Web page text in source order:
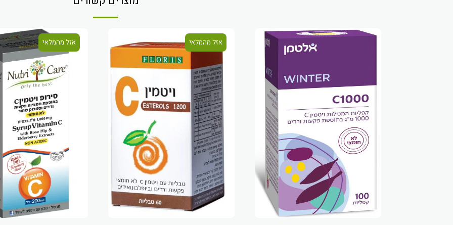
אזל מהמלאי אזל מהמלאי